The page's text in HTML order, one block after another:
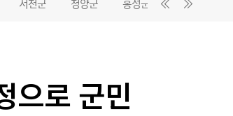
서천군 청양군 홍성군 예산군
으로 군민